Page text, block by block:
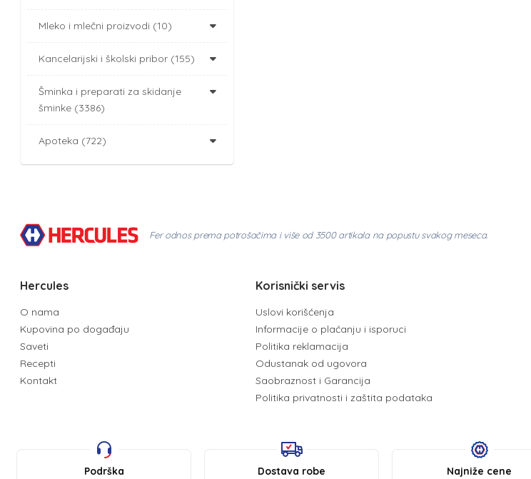
Mleko i mlečni proizvodi (10)
Kancelarijski i školski pribor (155)
Šminka i preparati za skidanje
šminke (3386)
Apoteka (722)
Fer odnos prema potrošačima i više od 3500 artikala na popustu svakog meseca.
Hercules
O nama
Kupovina po događaju
Saveti
Recepti
Kontakt
Korisnički servis
Uslovi korišćenja
Informacije o plaćanju i isporuci
Politika reklamacija
Odustanak od ugovora
Saobraznost i Garancija
Politika privatnosti i zaštita podataka
Podrška Dostava robe Najniže cene